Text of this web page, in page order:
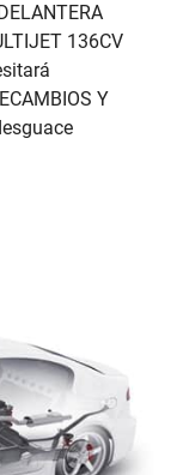
136CV
Y